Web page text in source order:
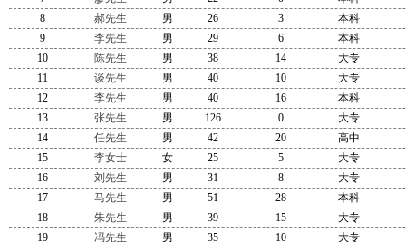
8
郝先生 男 26 3
本科
9
李先生 男 29 6
本科
10
陈先生 男 38 14
大专
11
谈先生 男 40 10
大专
12
李先生 男 40 16
本科
13
张先生 男 126 0
大专
14
任先生 男 42 20
高中
15
李女士 女 25 5
大专
16
刘先生 男 31 8
大专
17
马先生 男 51 28
本科
18
朱先生 男 39 15
大专
19
冯先生 男 35 10
大专